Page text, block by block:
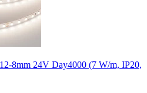
8mm 24V Day4000 (7 W/m, IP20,